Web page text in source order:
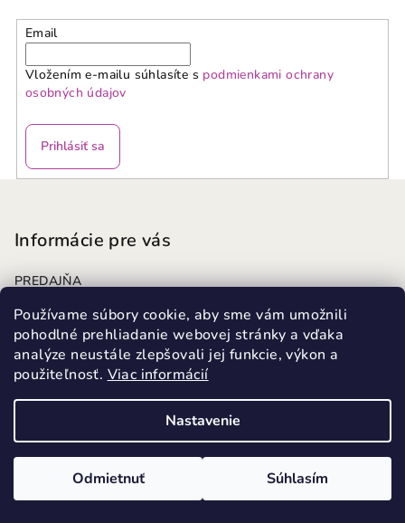
Používame súbory cookie, aby sme vám umožnili
pohodlné prehliadanie webovej stránky a vďaka
analýze neustále zlepšovali jej funkcie, výkon a
použiteľnosť. Viac informácií
Nastavenie
Odmietnuť Súhlasím
Email
Vložením e-mailu súhlasíte s podmienkami ochrany
osobných údajov
Prihlásiť sa
t
Informácie pre vás
PREDAJŇA
Kariéra
VERNOSTNÝ PROGRAM
Doprava a platba
Výmena tovaru
Reklamačný poriadok
Podmienky ochrany osobných údajov
Pravidlá súťaže